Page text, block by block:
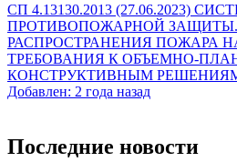
СП 4.13130.2013 (27.06.2023)
ПРОТИВОПОЖАРНОЙ ЗАЩИТЫ.
РАСПРОСТРАНЕНИЯ ПОЖАРА
ТРЕБОВАНИЯ К ОБЪЕМНО-
КОНСТРУКТИВНЫМ
Добавлен: 2 года назад
Последние новости